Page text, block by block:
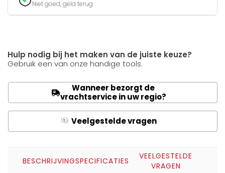
Niet goed, geld terug
Hulp nodig bij het maken van de juiste keuze?
Gebruik een van onze handige tools.
Wanneer bezorgt de
vrachtservice in uw regio?
Q Veelgestelde vragen
BESCHRIJVINGSPECIFICATIES
VEELGESTELDE
VRAGEN